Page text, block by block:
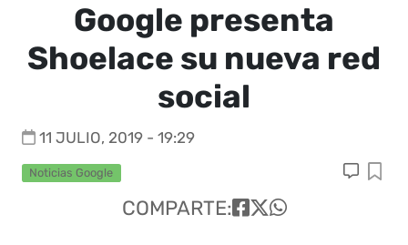
Google presenta
Shoelace su nueva red
social
11 JULIO, 2019 - 19:29
Noticias Google
COMPARTE: